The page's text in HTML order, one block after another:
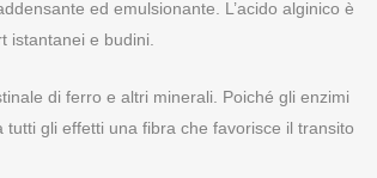
ed emulsionante. L’acido alginico è
istantanei e budini.
di ferro e altri minerali. Poiché gli enzimi
gli effetti una fibra che favorisce il transito